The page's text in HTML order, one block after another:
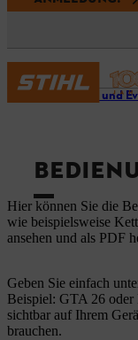
Service und
Hier können Sie die
wie beispielsweise
ansehen und als PDF
Geben Sie einfach
Beispiel: GTA 26 oder
sichtbar auf Ihrem
brauchen.